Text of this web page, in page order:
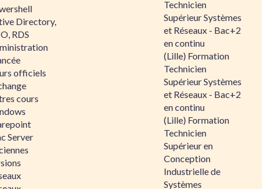
Directory,
RDS
officiels
cours
Server
Technicien
Supérieur Systèmes
et Réseaux - Bac+2
en continu
(Lille) Formation
Technicien
Supérieur Systèmes
et Réseaux - Bac+2
en continu
(Lille) Formation
Technicien
Supérieur en
Conception
Industrielle de
Systèmes